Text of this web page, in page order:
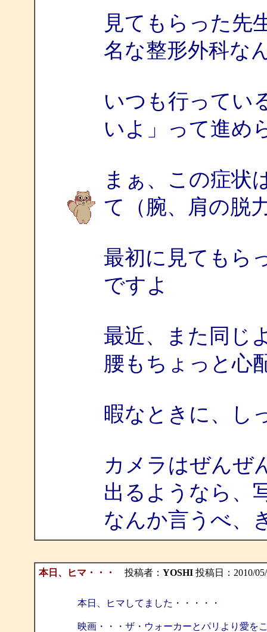
見てもらった先
名な整形外科な
いつも行ってい
いよ」って進め
まぁ、この症状
て（腕、肩の脱
最初に見てもら
ですよ
最近、また同
腰もちょっと心
暇なときに、し
カメラはぜんぜ
出るようなら、
なんか言うべ、
本日、ヒマ・・・ 投稿者： YOSHI投稿日：2010/
本日、ヒマしてました・・・・・
映画・・・ザ・ウォーカーとパリより愛